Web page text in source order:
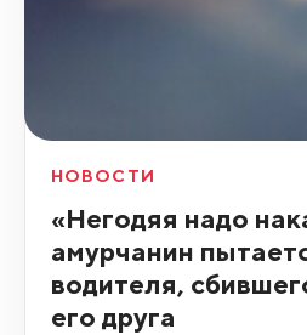
НОВОСТИ
«Негодяя надо
амурчанин
водителя,
его друга